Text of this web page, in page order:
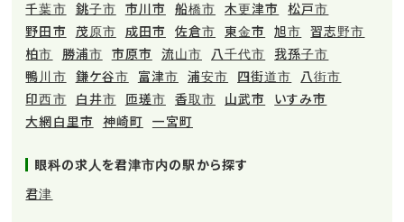
千葉市
銚子市 市川市 船橋市 木更津市
松戸市
野田市
茂原市 成田市 佐倉市 東金市 旭市
習志野市
柏市
勝浦市 市原市 流山市 八千代市
我孫子市
鴨川市
鎌ケ谷市 富津市 浦安市 四街道市
八街市
印西市
白井市 匝瑳市 香取市 山武市
いすみ市
大網白里市
神崎町 一宮町
眼科の求人を君津市内の駅から探す
君津